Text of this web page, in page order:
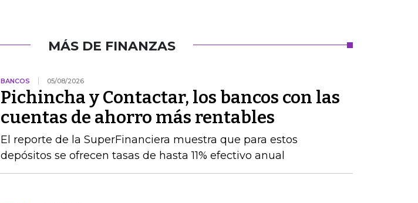
MÁS DE FINANZAS
BANCOS 05/08/2026
Pichincha y Contactar, los bancos con las
cuentas de ahorro más rentables
El reporte de la SuperFinanciera muestra que para estos
depósitos se ofrecen tasas de hasta 11% efectivo anual